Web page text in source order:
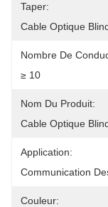
Taper:
Cable Optique
Nombre De
≥ 10
Nom Du Produit:
Cable Optique
Application:
Communication
Couleur: